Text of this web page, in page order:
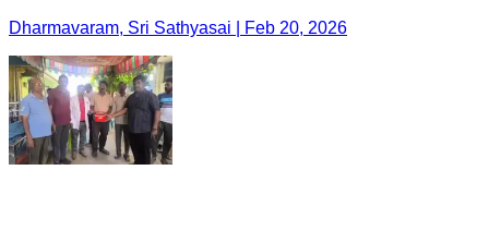
Dharmavaram, Sri Sathyasai | Feb 20, 2026